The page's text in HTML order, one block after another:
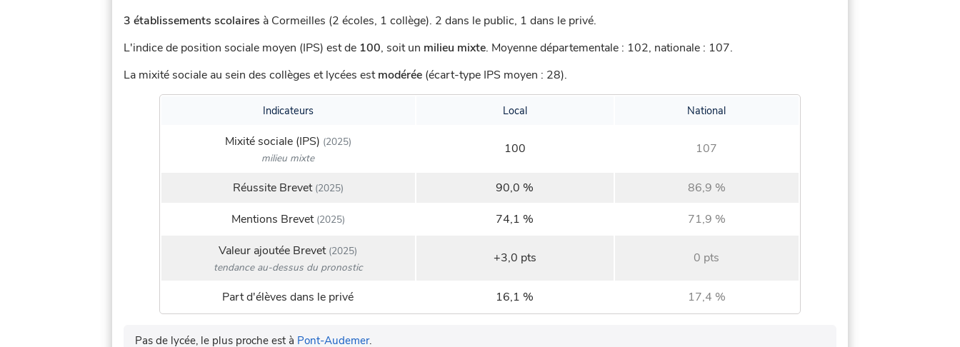
3 établissements scolaires à Cormeilles (2 écoles, 1 collège). 2 dans le public, 1 dans le privé.
L'indice de position sociale moyen (IPS) est de 100, soit un milieu mixte. Moyenne départementale : 102, nationale : 107.
La mixité sociale au sein des collèges et lycées estmodérée (écart-type IPS moyen : 28).
Indicateurs Local National
Mixité sociale (IPS) (2025)
milieu mixte
100 107
Réussite Brevet(2025) 90,0 %
86,9 %
Mentions Brevet(2025) 74,1 %
71,9 %
Valeur ajoutée Brevet(2025)
tendance au-dessus du pronostic
+3,0 pts 0 pts
Part d'élèves dans le privé 16,1 % 17,4 %
Pas de lycée, le plus proche est à Pont-Audemer.